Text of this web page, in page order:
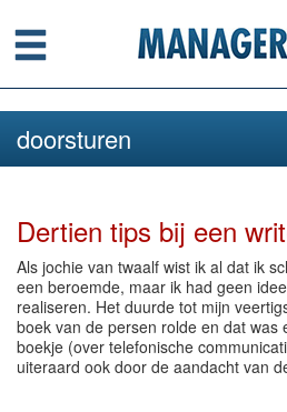
Menu
doorsturen
Dertien tips bij een
Als jochie van twaalf wist ik al dat ik
een beroemde, maar ik had geen
realiseren. Het duurde tot mijn
boek van de persen rolde en dat was
boekje (over telefonische
uiteraard ook door de aandacht van